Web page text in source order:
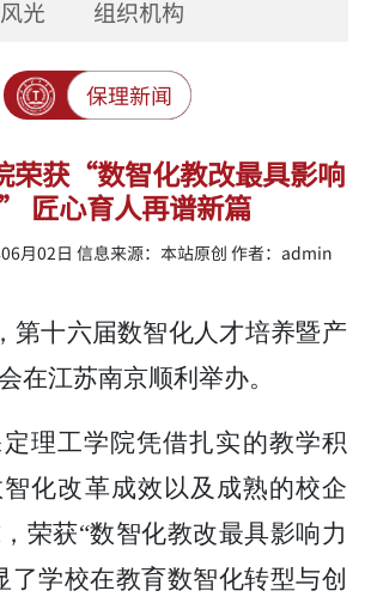
光 组织机构
保理新闻
荣获“数智化教改最具影响
匠心育人再谱新篇
月02日 信息来源：本站原创 作者：admin
第十六届数智化人才培养暨产
在江苏南京顺利举办。
理工学院凭借扎实的教学积
化改革成效以及成熟的校企
荣获“数智化教改最具影响力
了学校在教育数智化转型与创